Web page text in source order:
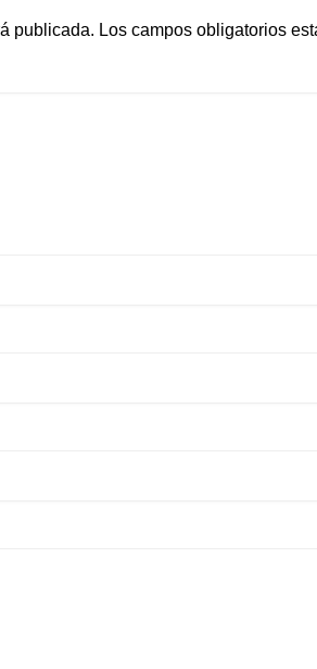
publicada. Los campos obligatorios